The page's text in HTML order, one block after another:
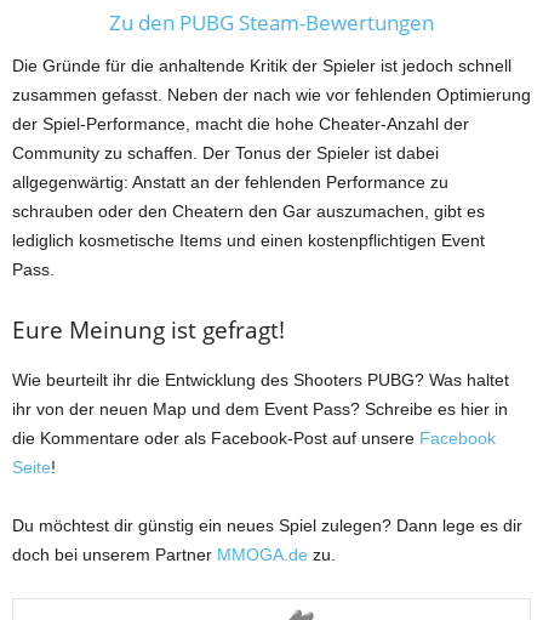
Zu den PUBG Steam-Bewertungen
Die Gründe für die anhaltende Kritik der Spieler ist jedoch schnell
zusammen gefasst. Neben der nach wie vor fehlenden Optimierung
der Spiel-Performance, macht die hohe Cheater-Anzahl der
Community zu schaffen. Der Tonus der Spieler ist dabei
allgegenwärtig: Anstatt an der fehlenden Performance zu
schrauben oder den Cheatern den Gar auszumachen, gibt es
lediglich kosmetische Items und einen kostenpflichtigen Event
Pass.
Eure Meinung ist gefragt!
Wie beurteilt ihr die Entwicklung des Shooters PUBG? Was haltet
ihr von der neuen Map und dem Event Pass? Schreibe es hier in
die Kommentare oder als Facebook-Post auf unsere Facebook
Seite!
Du möchtest dir günstig ein neues Spiel zulegen? Dann lege es dir
doch bei unserem Partner MMOGA.de zu.